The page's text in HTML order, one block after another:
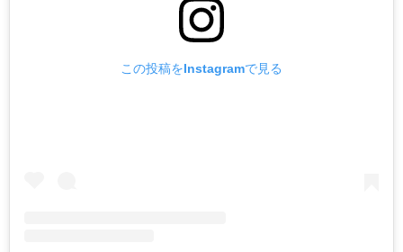
この投稿をInstagramで見る